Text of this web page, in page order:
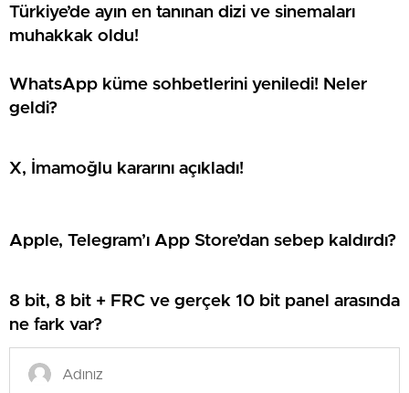
Türkiye’de ayın en tanınan dizi ve sinemaları
muhakkak oldu!
WhatsApp küme sohbetlerini yeniledi! Neler
geldi?
X, İmamoğlu kararını açıkladı!
Apple, Telegram’ı App Store’dan sebep kaldırdı?
8 bit, 8 bit + FRC ve gerçek 10 bit panel arasında
ne fark var?